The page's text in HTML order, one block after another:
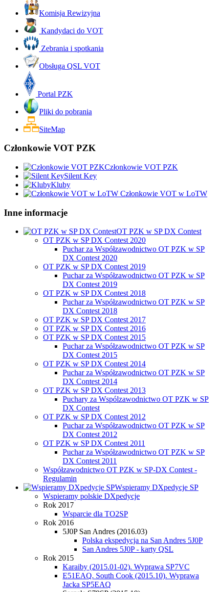
Komisja Rewizyjna
Kandydaci do VOT
Zebrania i spotkania
Obsługa QSL VOT
Portal PZK
Pliki do pobrania
SiteMap
Członkowie VOT PZK
Członkowie VOT PZK
Silent Key
Kluby
Członkowie VOT w LoTW
Inne informacje
OT PZK w SP DX Contest
OT PZK w SP DX Contest 2020
Puchar za Współzawodnictwo OT PZK w SP
DX Contest 2020
OT PZK w SP DX Contest 2019
Puchar za Współzawodnictwo OT PZK w SP
DX Contest 2019
OT PZK w SP DX Contest 2018
Puchar za Współzawodnictwo OT PZK w SP
DX Contest 2018
OT PZK w SP DX Contest 2017
OT PZK w SP DX Contest 2016
OT PZK w SP DX Contest 2015
Puchar za Współzawodnictwo OT PZK w SP
DX Contest 2015
OT PZK w SP DX Contest 2014
Puchar za Współzawodnictwo OT PZK w SP
DX Contest 2014
OT PZK w SP DX Contest 2013
Puchary za Wspólzawodnictwo OT PZK w SP
DX Contest
OT PZK w SP DX Contest 2012
Puchar za Współzawodnictwo OT PZK w SP
DX Contest 2012
OT PZK w SP DX Contest 2011
Puchar za Współzawodnictwo OT PZK w SP
DX Contest 2011
Współzawodnictwo OT PZK w SP-DX Contest -
Regulamin
Wspieramy DXpedycje SP
Wspieramy polskie DXpedycje
Rok 2017
Wsparcie dla TO2SP
Rok 2016
5J0P San Andres (2016.03)
Polska ekspedycja na San Andres 5J0P
San Andres 5J0P - karty QSL
Rok 2015
Karaiby (2015.01-02). Wyprawa SP7VC
E51EAQ. South Cook (2015.10). Wyprawa
Jacka SP5EAQ